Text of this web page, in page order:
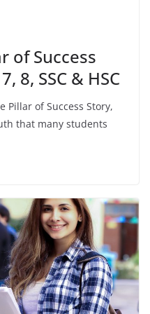
of Success
8, SSC & HSC
Pillar of Success Story,
that many students